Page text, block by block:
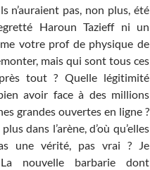
n’auraient pas, non plus, été
Haroun Tazieff ni un
votre prof de physique de
mais qui sont tous ces
tout ? Quelle légitimité
avoir face à des millions
grandes ouvertes en ligne ?
dans l’arène, d’où qu’elles
une vérité, pas vrai ? Je
nouvelle barbarie dont